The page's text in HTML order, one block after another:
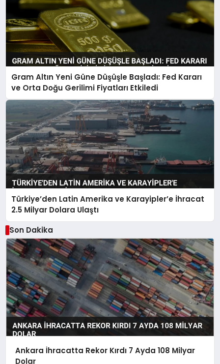
Gram Altın Yeni Güne Düşüşle Başladı: Fed Kararı
ve Orta Doğu Gerilimi Fiyatları Etkiledi
Türkiye’den Latin Amerika ve Karayipler’e İhracat
2.5 Milyar Dolara Ulaştı
Son Dakika
Ankara İhracatta Rekor Kırdı 7 Ayda 108 Milyar
Dolar